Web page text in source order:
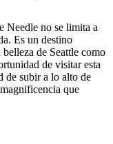
Needle no se limita a
Es un destino
de Seattle como
de visitar esta
de subir a lo alto de
que